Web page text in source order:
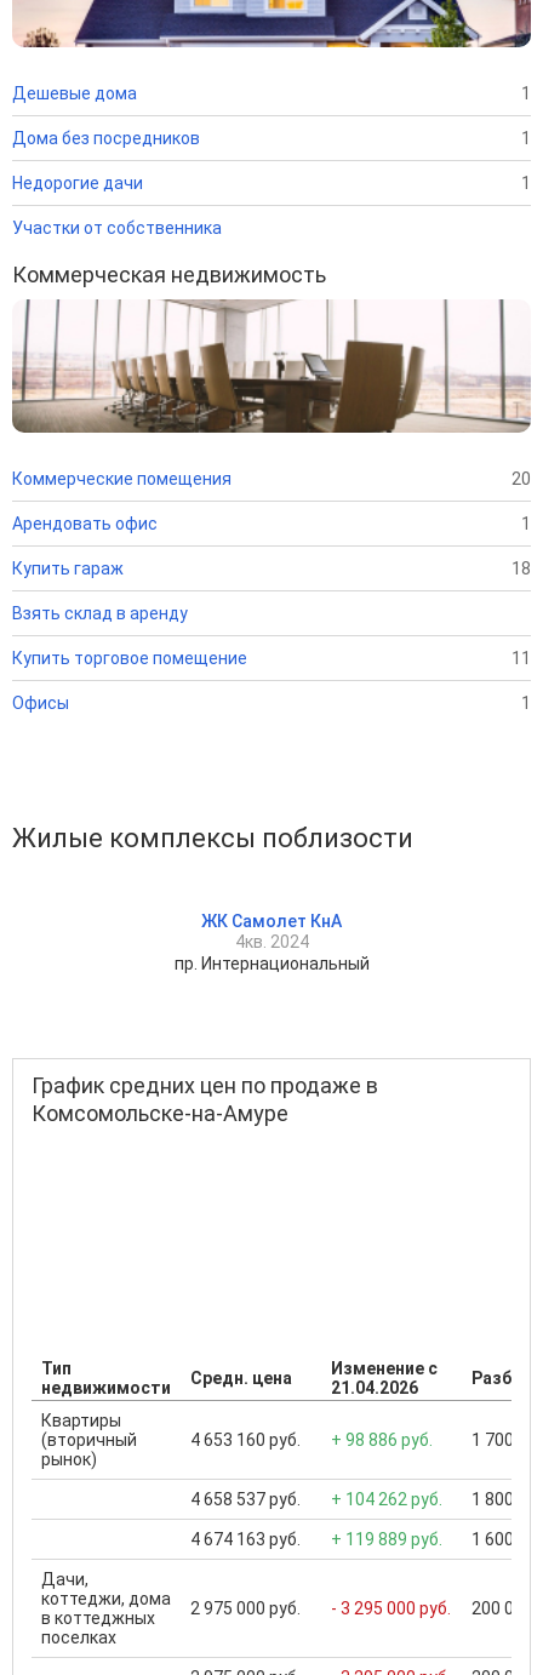
Дешевые дома 1
Дома без посредников 1
Недорогие дачи 1
Участки от собственника
Коммерческая недвижимость
Коммерческие помещения 20
Арендовать офис 1
Купить гараж 18
Взять склад в аренду
Купить торговое помещение 11
Офисы 1
Жилые комплексы поблизости
ЖК Самолет КнА
4кв. 2024
пр. Интернациональный
График средних цен по продаже в
Комсомольске-на-Амуре
Тип
недвижимости
Средн. цена
Изменение с
21.04.2026
Квартиры
(вторичный
рынок)
4 653 160 руб. + 98 886 руб. 1 700
4 658 537 руб. + 104 262 руб. 1 800
4 674 163 руб. + 119 889 руб. 1 600
Дачи,
коттеджи, дома
в коттеджных
поселках
2 975 000 руб. - 3 295 000 руб. 200 000